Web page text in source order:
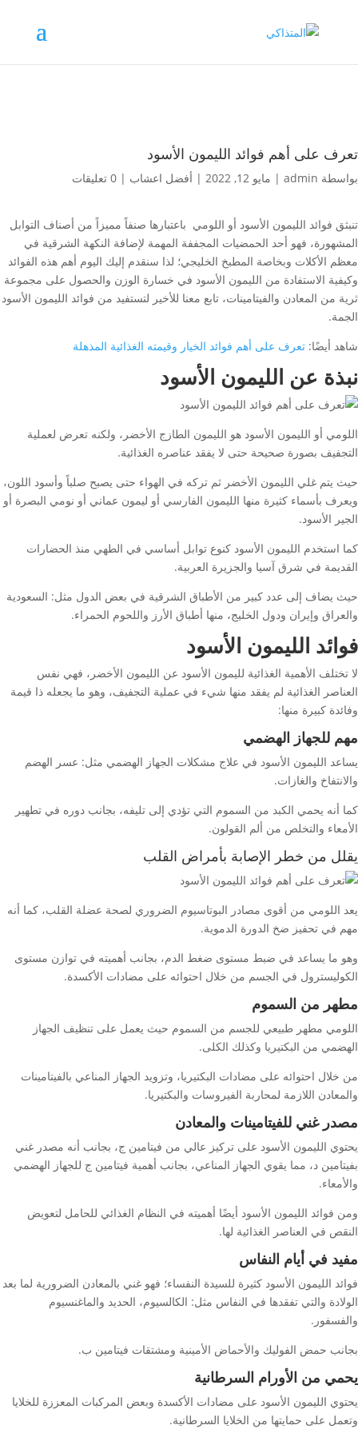
تعرف على أهم فوائد الليمون الأسود
بواسطة admin
| مايو 12, 2022 | أفضل اعشاب | 0 تعليقات
تنبثق فوائد الليمون الأسود أو اللومي باعتبارها صنفاً مميزاً من أصناف التوابل
المشهورة، فهو أحد الحمضيات المجففة المهمة لإضافة النكهة الشرقية في
معظم الأكلات وبخاصة المطبخ الخليجي؛ لذا سنقدم إليك اليوم أهم هذه الفوائد
وكيفية الاستفادة من الليمون الأسود في خسارة الوزن والحصول على مجموعة
ثرية من المعادن والفيتامينات، تابع معنا للأخير لتستفيد من فوائد الليمون الأسود
الجمة.
شاهد أيضًا: تعرف على أهم فوائد الخيار وقيمته الغذائية المذهلة
نبذة عن الليمون الأسود
اللومي أو الليمون الأسود هو الليمون الطازج الأخضر، ولكنه تعرض لعملية
التجفيف بصورة صحيحة حتى لا يفقد عناصره الغذائية.
حيث يتم غلي الليمون الأخضر ثم تركه في الهواء حتى يصبح صلباً وأسود اللون،
ويعرف بأسماء كثيرة منها الليمون الفارسي أو ليمون عماني أو نومي البصرة أو
الجير الأسود.
كما استخدم الليمون الأسود كنوع توابل أساسي في الطهي منذ الحضارات
القديمة في شرق آسيا والجزيرة العربية.
حيث يضاف إلى عدد كبير من الأطباق الشرقية في بعض الدول مثل: السعودية
والعراق وإيران ودول الخليج، منها أطباق الأرز واللحوم الحمراء.
فوائد الليمون الأسود
لا تختلف الأهمية الغذائية لليمون الأسود عن الليمون الأخضر، فهي نفس
العناصر الغذائية لم يفقد منها شيء في عملية التجفيف، وهو ما يجعله ذا قيمة
وفائدة كبيرة منها:
مهم للجهاز الهضمي
يساعد الليمون الأسود في علاج مشكلات الجهاز الهضمي مثل: عسر الهضم
والانتفاخ والغازات.
كما أنه يحمي الكبد من السموم التي تؤدي إلى تليفه، بجانب دوره في تطهير
الأمعاء والتخلص من ألم القولون.
يقلل من خطر الإصابة بأمراض القلب
يعد اللومي من أقوى مصادر البوتاسيوم الضروري لصحة عضلة القلب، كما أنه
مهم في تحفيز ضخ الدورة الدموية.
وهو ما يساعد في ضبط مستوى ضغط الدم، بجانب أهميته في توازن مستوى
الكوليسترول في الجسم من خلال احتوائه على مضادات الأكسدة.
مطهر من السموم
اللومي مطهر طبيعي للجسم من السموم حيث يعمل على تنظيف الجهاز
الهضمي من البكتيريا وكذلك الكلى.
من خلال احتوائه على مضادات البكتيريا، وتزويد الجهاز المناعي بالفيتامينات
والمعادن اللازمة لمحاربة الفيروسات والبكتيريا.
مصدر غني للفيتامينات والمعادن
يحتوي الليمون الأسود على تركيز عالي من فيتامين ج، بجانب أنه مصدر غني
بفيتامين د، مما يقوي الجهاز المناعي، بجانب أهمية فيتامين ج للجهاز الهضمي
والأمعاء.
ومن فوائد الليمون الأسود أيضًا أهميته في النظام الغذائي للحامل لتعويض
النقص في العناصر الغذائية لها.
مفيد في أيام النفاس
فوائد الليمون الأسود كثيرة للسيدة النفساء؛ فهو غني بالمعادن الضرورية لما بعد
الولادة والتي تفقدها في النفاس مثل: الكالسيوم، الحديد والماغنسيوم
والفسفور.
بجانب حمض الفوليك والأحماض الأمينية ومشتقات فيتامين ب.
يحمي من الأورام السرطانية
يحتوي الليمون الأسود على مضادات الأكسدة وبعض المركبات المعززة للخلايا
وتعمل على حمايتها من الخلايا السرطانية.